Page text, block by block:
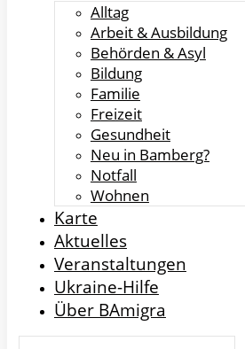
Alltag
Arbeit & Ausbildung
Behörden & Asyl
Bildung
Familie
Freizeit
Gesundheit
Neu in Bamberg?
Notfall
Wohnen
Karte
Aktuelles
Veranstaltungen
Ukraine-Hilfe
Über BAmigra